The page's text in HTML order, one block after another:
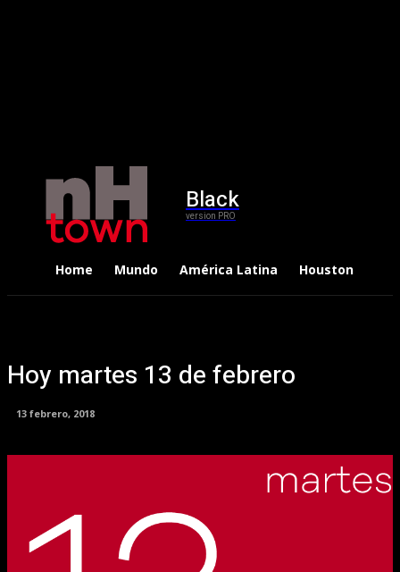
Black
version PRO
Home Mundo América Latina Houston
Hoy martes 13 de febrero
13 febrero, 2018